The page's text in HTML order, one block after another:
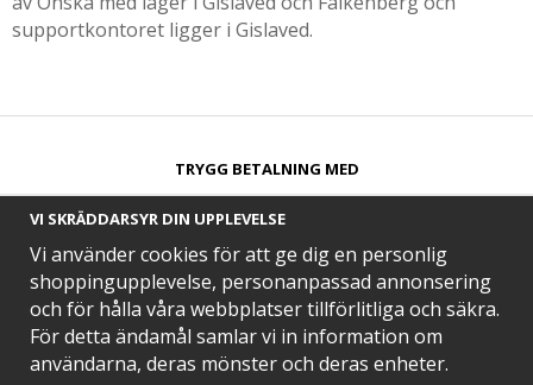
supportkontoret ligger i Gislaved.
TRYGG BETALNING MED​
SNABB LEVERANS MED
VI SKRÄDDARSYR DIN UPPLEVELSE
Vi använder cookies för att ge dig en personlig
shoppingupplevelse, personanpassad annonsering
och för hålla våra webbplatser tillförlitliga och säkra.
För detta ändamål samlar vi in information om
användarna, deras mönster och deras enheter.